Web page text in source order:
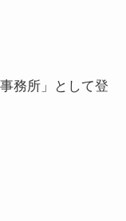
務所」として登